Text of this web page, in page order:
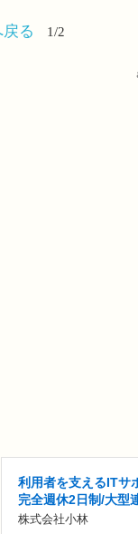
戻る 1/2
利用者を支えるITサ
完全週休2日制/大型
株式会社小林